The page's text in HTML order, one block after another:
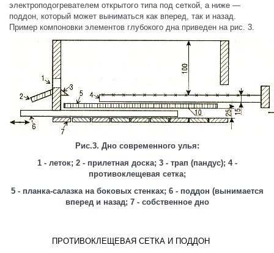
электроподогревателем открытого типа под сеткой, а ниже —
поддон, который может выниматься как вперед, так и назад.
Пример компоновки элементов глубокого дна приведен на рис. 3.
Рис.3. Дно современного улья:
1 - леток; 2 - прилетная доска; 3 - трап (пандус); 4 -
противоклещевая сетка;
5 - планка-салазка на боковых стенках; 6 - поддон (вынимается
вперед и назад; 7 - собственное дно
ПРОТИВОКЛЕЩЕВАЯ СЕТКА И ПОДДОН